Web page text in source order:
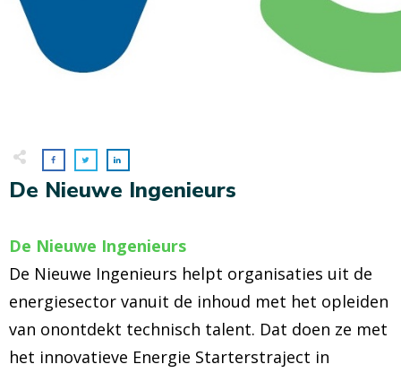
De Nieuwe Ingenieurs
De Nieuwe Ingenieurs
De Nieuwe Ingenieurs helpt organisaties uit de
energiesector vanuit de inhoud met het opleiden
van onontdekt technisch talent. Dat doen ze met
het innovatieve Energie Starterstraject in